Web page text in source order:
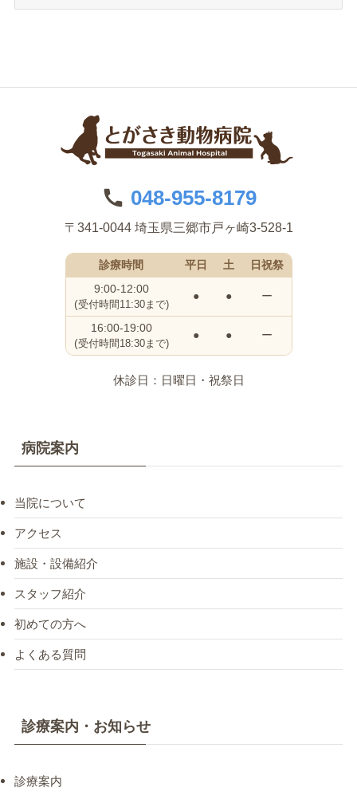
048-955-8179
〒341-0044 埼玉県三郷市戸ヶ崎3-528-1
診療時間 平日 土
日祝祭
9:00-12:00
(受付時間11:30まで)
● ● ー
16:00-19:00
(受付時間18:30まで)
● ● ー
休診日：日曜日・祝祭日
病院案内
当院について
アクセス
施設・設備紹介
スタッフ紹介
初めての方へ
よくある質問
診療案内・お知らせ
診療案内